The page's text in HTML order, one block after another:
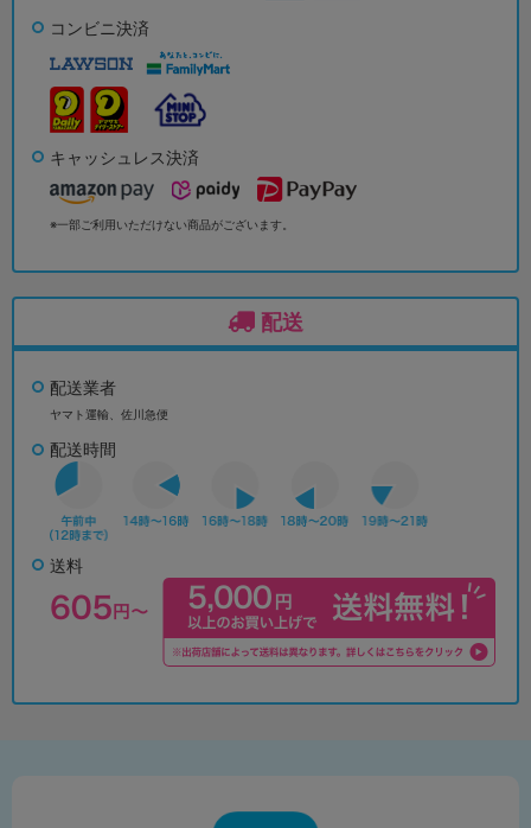
コンビニ決済
キャッシュレス決済
※一部ご利用いただけない商品がございます。
配送
配送業者
ヤマト運輸、佐川急便
配送時間
送料